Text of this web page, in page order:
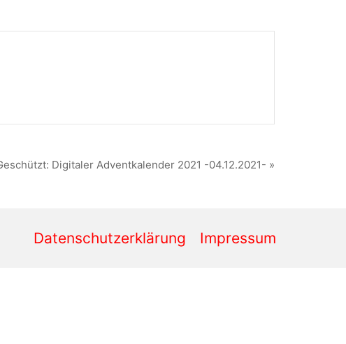
Digitaler Adventkalender 2021 -04.12.2021- »
Datenschutzerklärung Impressum